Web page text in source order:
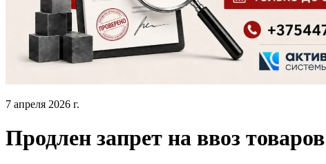
7 апреля 2026 г.
Продлен запрет на ввоз